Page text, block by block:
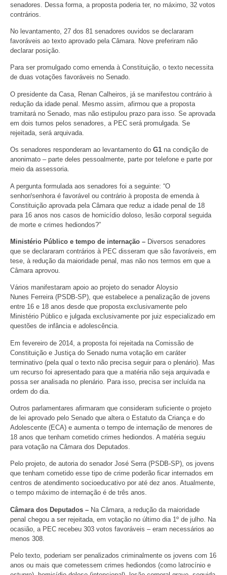
senadores. Dessa forma, a proposta poderia ter, no máximo, 32 votos
contrários.
No levantamento, 27 dos 81 senadores ouvidos se declararam
favoráveis ao texto aprovado pela Câmara. Nove preferiram não
declarar posição.
Para ser promulgado como emenda à Constituição, o texto necessita
de duas votações favoráveis no Senado.
O presidente da Casa, Renan Calheiros, já se manifestou contrário à
redução da idade penal. Mesmo assim, afirmou que a proposta
tramitará no Senado, mas não estipulou prazo para isso. Se aprovada
em dois turnos pelos senadores, a PEC será promulgada. Se
rejeitada, será arquivada.
Os senadores responderam ao levantamento do G1 na condição de
anonimato – parte deles pessoalmente, parte por telefone e parte por
meio da assessoria.
A pergunta formulada aos senadores foi a seguinte: “O
senhor/senhora é favorável ou contrário à proposta de emenda à
Constituição aprovada pela Câmara que reduz a idade penal de 18
para 16 anos nos casos de homicídio doloso, lesão corporal seguida
de morte e crimes hediondos?”
Ministério Público e tempo de internação – Diversos senadores
que se declararam contrários à PEC disseram que são favoráveis, em
tese, à redução da maioridade penal, mas não nos termos em que a
Câmara aprovou.
Vários manifestaram apoio ao projeto do senador Aloysio
Nunes Ferreira (PSDB-SP), que estabelece a penalização de jovens
entre 16 e 18 anos desde que proposta exclusivamente pelo
Ministério Público e julgada exclusivamente por juiz especializado em
questões de infância e adolescência.
Em fevereiro de 2014, a proposta foi rejeitada na Comissão de
Constituição e Justiça do Senado numa votação em caráter
terminativo (pela qual o texto não precisa seguir para o plenário). Mas
um recurso foi apresentado para que a matéria não seja arquivada e
possa ser analisada no plenário. Para isso, precisa ser incluída na
ordem do dia.
Outros parlamentares afirmaram que consideram suficiente o projeto
de lei aprovado pelo Senado que altera o Estatuto da Criança e do
Adolescente (ECA) e aumenta o tempo de internação de menores de
18 anos que tenham cometido crimes hediondos. A matéria seguiu
para votação na Câmara dos Deputados.
Pelo projeto, de autoria do senador José Serra (PSDB-SP), os jovens
que tenham cometido esse tipo de crime poderão ficar internados em
centros de atendimento socioeducativo por até dez anos. Atualmente,
o tempo máximo de internação é de três anos.
Câmara dos Deputados – Na Câmara, a redução da maioridade
penal chegou a ser rejeitada, em votação no último dia 1º de julho. Na
ocasião, a PEC recebeu 303 votos favoráveis – eram necessários ao
menos 308.
Pelo texto, poderiam ser penalizados criminalmente os jovens com 16
anos ou mais que cometessem crimes hediondos (como latrocínio e